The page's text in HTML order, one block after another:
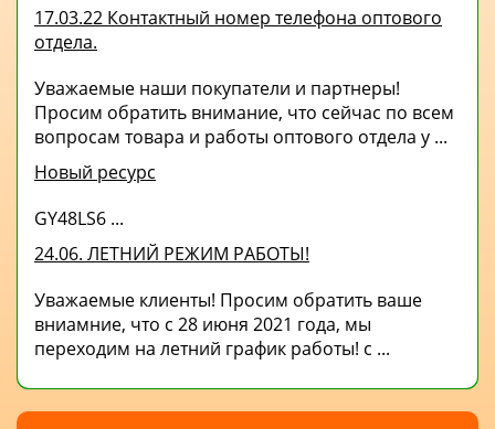
17.03.22 Контактный номер телефона оптового
отдела.
Уважаемые наши покупатели и партнеры!
Просим обратить внимание, что сейчас по всем
вопросам товара и работы оптового отдела у ...
Новый ресурс
GY48LS6 ...
24.06. ЛЕТНИЙ РЕЖИМ РАБОТЫ!
Уважаемые клиенты! Просим обратить ваше
вниамние, что с 28 июня 2021 года, мы
переходим на летний график работы! с ...